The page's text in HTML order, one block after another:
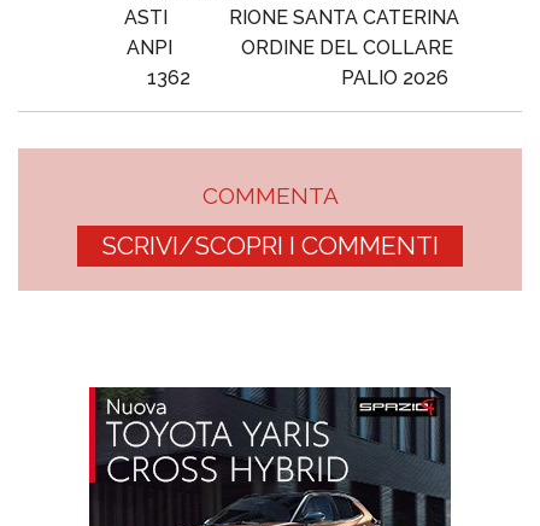
ASTI
RIONE SANTA CATERINA
ANPI
ORDINE DEL COLLARE
1362
PALIO 2026
COMMENTA
SCRIVI/SCOPRI I COMMENTI